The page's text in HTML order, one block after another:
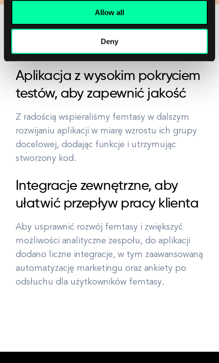
Allow all
Deny
Aplikacja z wysokim pokryciem
testów, aby zapewnić jakość
Z radością wspieraliśmy femtasy w dalszym
rozwijaniu aplikacji w miarę wzrostu ich grupy
docelowej, dodając funkcje i utrzymując
stworzony kod.
Integracje zewnętrzne, aby
ułatwić przepływ pracy klienta
Aby usprawnić rozwój femtasy i zwiększyć
możliwości analityczne zespołu, do aplikacji
dodano liczne integracje, w tym zaawansowaną
automatyzację marketingu oraz ankiety po
odsłuchu dla użytkowników femtasy.